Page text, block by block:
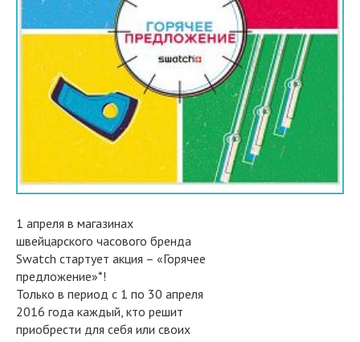
1 апреля в магазинах
швейцарского часового бренда
Swatch стартует акция – «Горячее
предложение»*!
Только в период с 1 по 30 апреля
2016 года каждый, кто решит
приобрести для себя или своих